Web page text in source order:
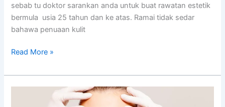
sebab tu doktor sarankan anda untuk buat rawatan estetik
bermula usia 25 tahun dan ke atas. Ramai tidak sedar
bahawa penuaan kulit
Care
Sahaja
Tidak
Read More »